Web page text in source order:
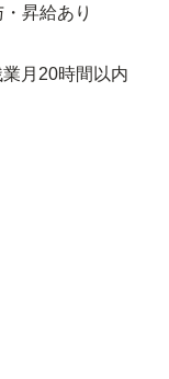
昇給あり
月20時間以内